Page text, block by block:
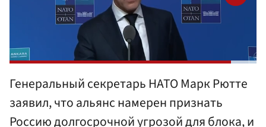
Генеральный секретарь НАТО Марк Рютте
заявил, что альянс намерен признать
Россию долгосрочной угрозой для блока, и